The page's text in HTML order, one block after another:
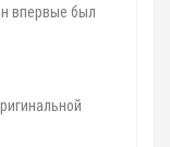
впервые был